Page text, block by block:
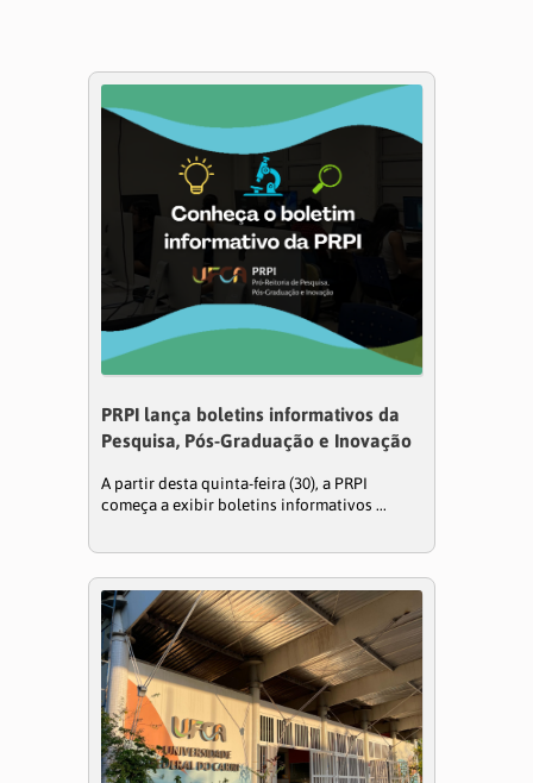
PRPI lança boletins informativos da
Pesquisa, Pós-Graduação e Inovação
A partir desta quinta-feira (30), a PRPI
começa a exibir boletins informativos ...